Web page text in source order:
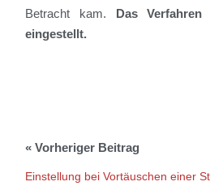
Betracht kam.
Das Verfahren
eingestellt.
Einstellung bei Vortäuschen einer